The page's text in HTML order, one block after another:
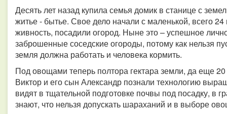
Десять лет назад купила семья домик в станице с
житье - бытье. Свое дело начали с маленькой, всего
живность, посадили огород. Ныне это – успешное
заброшенные соседские огороды, потому как нельзя
земля должна работать и человека кормить.
Под овощами теперь полтора гектара земли, да еще
Виктор и его сын Александр познали технологию
видят в тщательной подготовке почвы под посадку, в
знают, что нельзя допускать шараханий и в выборе